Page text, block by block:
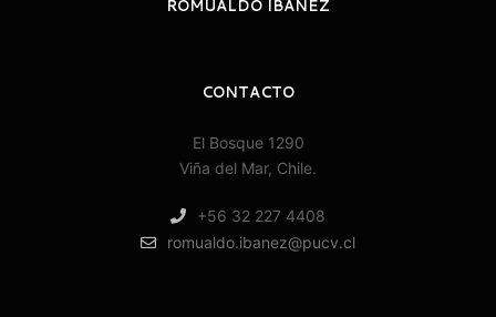
ROMUALDO IBÁÑEZ
CONTACTO
El Bosque 1290
Viña del Mar, Chile.
+56 32 227 4408
romualdo.ibanez@pucv.cl